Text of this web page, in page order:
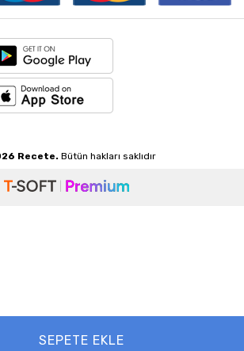
SEPETE EKLE
Recete. Bütün hakları saklıdır